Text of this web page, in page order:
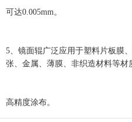
可达0.005mm。
5、镜面辊广泛应用于塑料片板膜
张、金属、薄膜、非织造材料等材
高精度涂布。